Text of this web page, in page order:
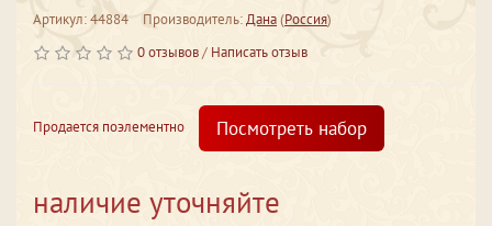
Артикул: 44884 Производитель:Дана(Россия)
0 отзывов/ Написать отзыв
Продается поэлементно Посмотреть набор
наличие уточняйте